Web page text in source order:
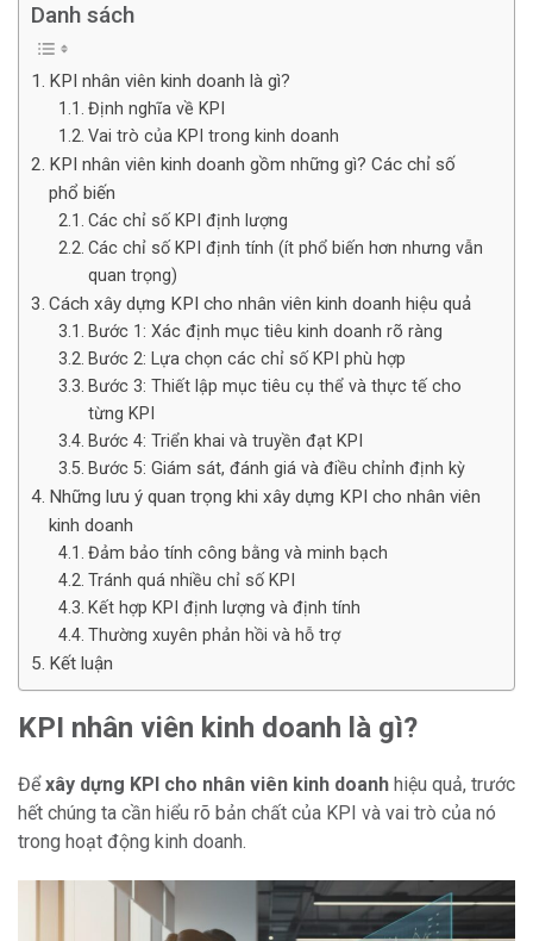
Danh sách
KPI nhân viên kinh doanh là gì?
Định nghĩa về KPI
Vai trò của KPI trong kinh doanh
KPI nhân viên kinh doanh gồm những gì? Các chỉ số
phổ biến
Các chỉ số KPI định lượng
Các chỉ số KPI định tính (ít phổ biến hơn nhưng vẫn
quan trọng)
Cách xây dựng KPI cho nhân viên kinh doanh hiệu quả
Bước 1: Xác định mục tiêu kinh doanh rõ ràng
Bước 2: Lựa chọn các chỉ số KPI phù hợp
Bước 3: Thiết lập mục tiêu cụ thể và thực tế cho
từng KPI
Bước 4: Triển khai và truyền đạt KPI
Bước 5: Giám sát, đánh giá và điều chỉnh định kỳ
Những lưu ý quan trọng khi xây dựng KPI cho nhân viên
kinh doanh
Đảm bảo tính công bằng và minh bạch
Tránh quá nhiều chỉ số KPI
Kết hợp KPI định lượng và định tính
Thường xuyên phản hồi và hỗ trợ
Kết luận
KPI nhân viên kinh doanh là gì?
Đểxây dựng KPI cho nhân viên kinh doanh hiệu quả, trước
hết chúng ta cần hiểu rõ bản chất của KPI và vai trò của nó
trong hoạt động kinh doanh.